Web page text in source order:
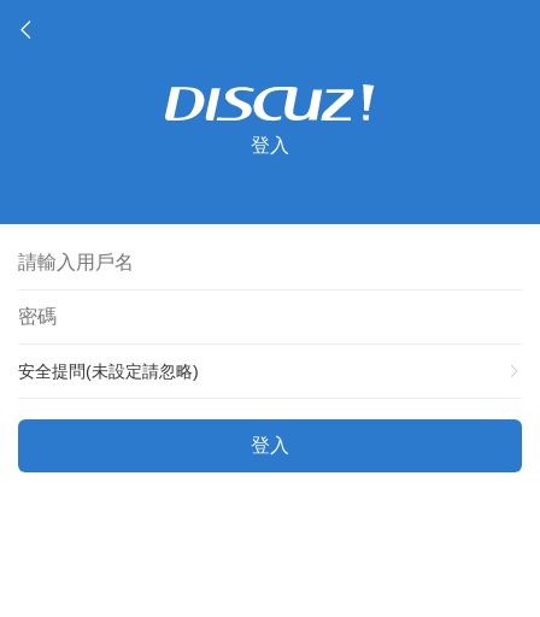
登入
安全提問(未設定請忽略)
登入